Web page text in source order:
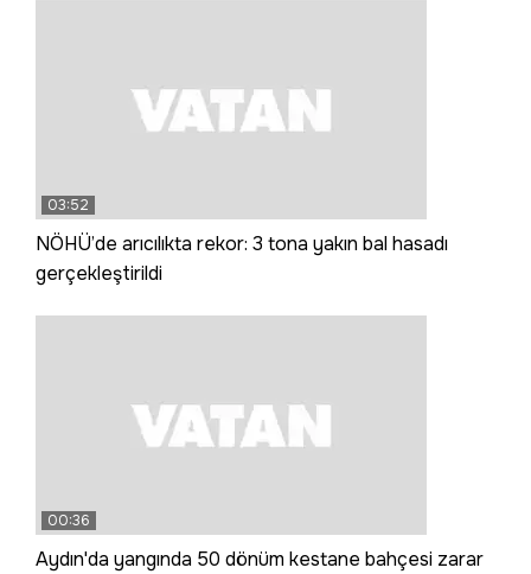
03:52
NÖHÜ’de arıcılıkta rekor: 3 tona yakın bal hasadı
gerçekleştirildi
00:36
Aydın'da yangında 50 dönüm kestane bahçesi zarar